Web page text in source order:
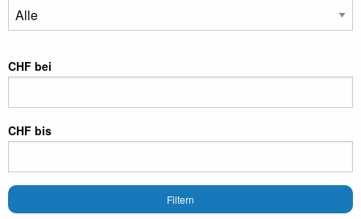
CHF bei
CHF bis
Filtern